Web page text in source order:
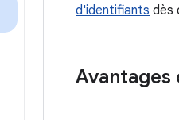
d'identifiants dès